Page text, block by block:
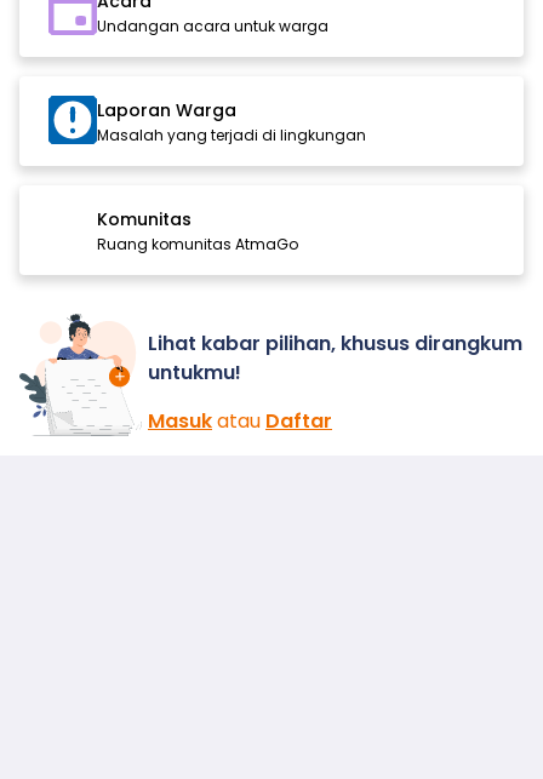
Undangan acara untuk warga
Laporan Warga
Masalah yang terjadi di lingkungan
Komunitas
Ruang komunitas AtmaGo
Lihat kabar pilihan, khusus dirangkum
untukmu!
Masukatau Daftar